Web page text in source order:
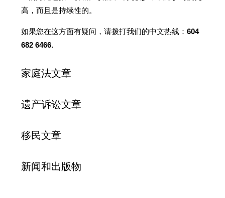
高，而且是持续性的。
如果您在这方面有疑问，请拨打我们的中文热线：604
682 6466.
家庭法文章
遗产诉讼文章
移民文章
新闻和出版物